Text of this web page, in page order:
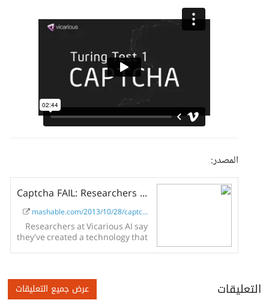
المصدر:
Captcha FAIL: Researchers Crack the Web's Most Popular Turing Test
mashable.com/2013/10/28/captc...
Researchers at Vicarious AI say
they've created a technology that
can solve Captchas from major
التعليقات عرض جميع التعليقات